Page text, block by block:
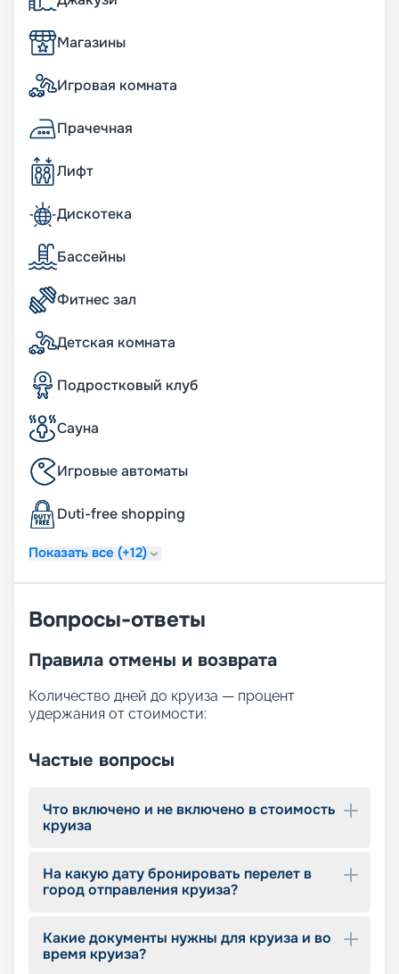
кв.м фитнес-пространства с новейшим
В сьютах:
Панорамные окна; просторные террасы с
обеденной зоной и шезлонгами; кофемашина и
чайная станция; мини-бар, пополняемый по
потребностям гостей; пара биноклей; халаты и
тапочки в ванных комнатах; фен Dyson
гардеробные с туалетным столиком.
бесплатный Wi-Fi;
информационно-развлекательная система,
включая Smart TV, легкое подключение к
телефон с голосовой почтой;
беспроводная зарядная станция на
прикроватных тумбочках;
система индивидуального климат-контроля;
24 часа в сутки консьерж-служба;
24 часа в сутки обслуживание номеров «in-suite
24 часа в сутки батлер-сервис (действует для
резиденций);
24 часа в сутки услуги прачечной, глажки (может
взиматься дополнительная плата);
услугу подготовки сьюта ко сну;
услуга по чистке обуви.
Магазины
Игровая комната
Прачечная
Лифт
Дискотека
Бассейны
Фитнес зал
Детская комната
Подростковый клуб
Сауна
Игровые автоматы
Duti-free shopping
Показать все (+12)
Вопросы-ответы
Правила отмены и возврата
Количество дней до круиза — процент
удержания от стоимости:
Частые вопросы
Что включено и не включено в стоимость
круиза
На какую дату бронировать перелет в
город отправления круиза?
Какие документы нужны для круиза и во
время круиза?